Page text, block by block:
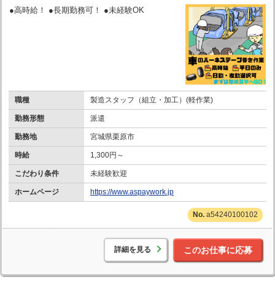
●高時給！ ●長期勤務可！ ●未経験OK
職種 製造スタッフ（組立・加工）(軽作業)
勤務形態 派遣
勤務地 宮城県栗原市
時給 1,300円～
こだわり条件 未経験歓迎
ホームページ https://www.aspaywork.jp
a54240100102
詳細を見る このお仕事に応募